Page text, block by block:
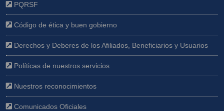
PQRSF
Código de ética y buen gobierno
Derechos y Deberes de los Afiliados, Beneficiarios y Usuarios
Políticas de nuestros servicios
Nuestros reconocimientos
Comunicados Oficiales